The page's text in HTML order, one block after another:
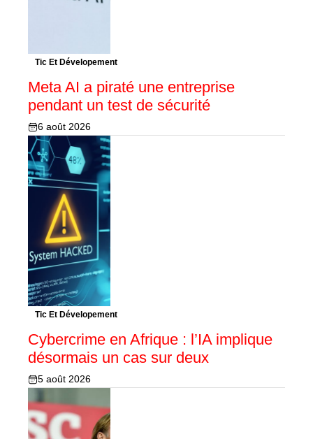
Tic Et Dévelopement
Meta AI a piraté une entreprise
pendant un test de sécurité
6 août 2026
Tic Et Dévelopement
Cybercrime en Afrique : l’IA implique
désormais un cas sur deux
5 août 2026